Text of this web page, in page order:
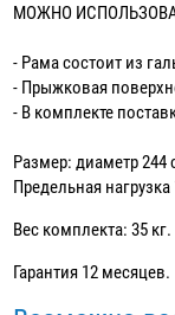
МОЖНО
- Рама состоит из
- Прыжковая
- В комплекте
Размер: диаметр 244
Предельная нагрузка
Вес комплекта: 35 кг.
Гарантия 12 месяцев.